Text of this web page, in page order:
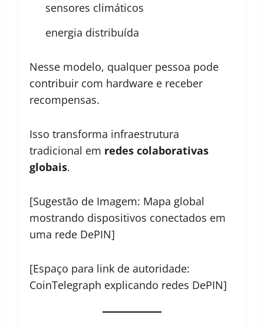
sensores climáticos
energia distribuída
Nesse modelo, qualquer pessoa pode
contribuir com hardware e receber
recompensas.
Isso transforma infraestrutura
tradicional em redes colaborativas
globais.
[Sugestão de Imagem: Mapa global
mostrando dispositivos conectados em
uma rede DePIN]
[Espaço para link de autoridade:
CoinTelegraph explicando redes DePIN]